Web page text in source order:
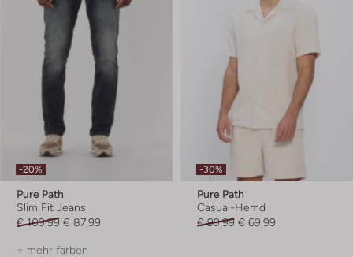
-20%
Pure Path
Slim Fit Jeans
€ 109,99 € 87,99
+ mehr farben
-30%
Pure Path
Casual-Hemd
€ 99,99 € 69,99